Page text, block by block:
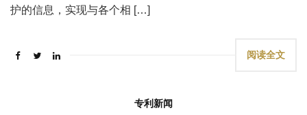
护的信息，实现与各个相 […]
阅读全文
专利新闻